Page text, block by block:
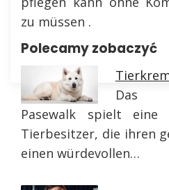
zu müssen .
Polecamy zobaczyć
Das
Pasewalk spielt
Tierbesitzer, die ihren
einen würdevollen…